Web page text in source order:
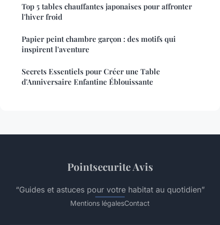
Top 5 tables chauffantes japonaises pour affronter
l'hiver froid
Papier peint chambre garçon : des motifs qui
inspirent l'aventure
Secrets Essentiels pour Créer une Table
d'Anniversaire Enfantine Éblouissante
Pointsecurite Avis
“Guides et astuces pour votre habitat au quotidien”
Mentions légalesContact